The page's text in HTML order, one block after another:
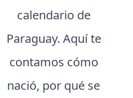
calendario de
Paraguay. Aquí te
contamos cómo
nació, por qué se